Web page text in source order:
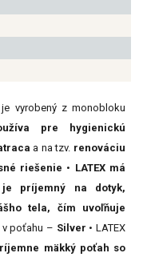
vyrobený z monobloku
pre hygienickú
a na tzv. renováciu
riešenie • LATEX má
príjemný na dotyk,
tela, čím uvoľňuje
v poťahu – Silver • LATEX
mäkký poťah so